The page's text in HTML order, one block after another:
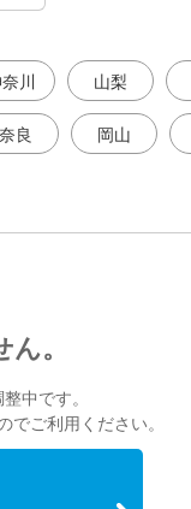
川 山梨
奈良 岡山
。
中です。
でご利用ください。